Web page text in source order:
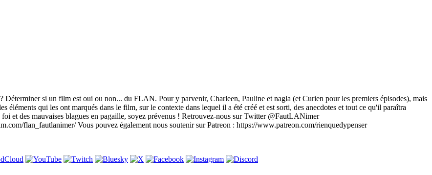
si un film est oui ou non... du FLAN. Pour y parvenir, Charleen, Pauline et nagla (et Curien pour les premiers épisodes), mais
éléments qui les ont marqués dans le film, sur le contexte dans lequel il a été créé et est sorti, des anecdotes et tout ce qu'il paraîtra
et des mauvaises blagues en pagaille, soyez prévenus ! Retrouvez-nous sur Twitter @FautLANimer
flan_fautlanimer/ Vous pouvez également nous soutenir sur Patreon : https://www.patreon.com/rienquedypenser